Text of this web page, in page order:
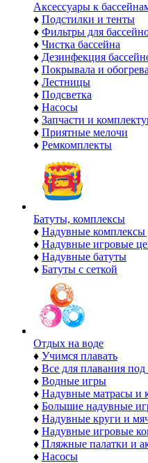
Аксессуары к
♦ Подстилки и тенты
♦ Фильтры для
♦ Чистка бассейна
♦ Дезинфекция
♦ Покрывала и
♦ Лестницы
♦ Подсветка
♦ Насосы
♦ Запчасти и
♦ Приятные мелочи
♦ Ремкомплекты
Батуты, комплексы
♦ Надувные комплексы
♦ Надувные игровые
♦ Надувные батуты
♦ Батуты с сеткой
Отдых на воде
♦ Учимся плавать
♦ Все для плавания под
♦ Водные игры
♦ Надувные матрасы и
♦ Большие надувные
♦ Надувные круги и
♦ Надувные игровые
♦ Пляжные палатки и
♦ Насосы